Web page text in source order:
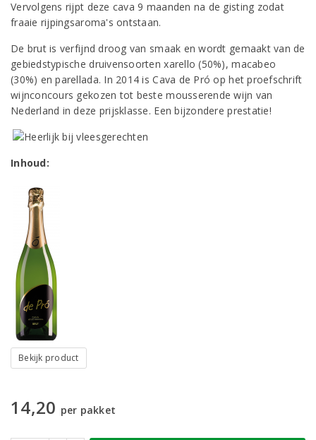
Vervolgens rijpt deze cava 9 maanden na de gisting zodat
fraaie rijpingsaroma's ontstaan.
De brut is verfijnd droog van smaak en wordt gemaakt van de
gebiedstypische druivensoorten xarello (50%), macabeo
(30%) en parellada. In 2014 is Cava de Pró op het proefschrift
wijnconcours gekozen tot beste mousserende wijn van
Nederland in deze prijsklasse. Een bijzondere prestatie!
Inhoud:
Bekijk product
14,20 per pakket